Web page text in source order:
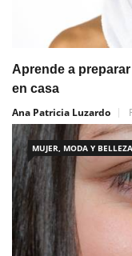
Aprende a
en casa
Ana Patricia Luzardo
MUJER, MODA Y BELLEZA